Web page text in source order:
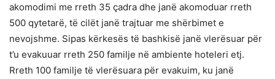
akomodimi me rreth 35 çadra dhe janë akomoduar rreth
500 qytetarë, të cilët janë trajtuar me shërbimet e
nevojshme. Sipas kërkesës të bashkisë janë vlerësuar për
t’u evakuuar rreth 250 familje në ambiente hoteleri etj.
Rreth 100 familje të vlerësuara për evakuim, ku janë